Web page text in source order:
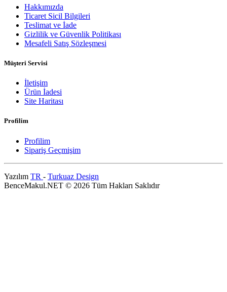
Hakkımızda
Ticaret Sicil Bilgileri
Teslimat ve İade
Gizlilik ve Güvenlik Politikası
Mesafeli Satış Sözleşmesi
Müşteri Servisi
İletişim
Ürün İadesi
Site Haritası
Profilim
Profilim
Sipariş Geçmişim
Yazılım TR - Turkuaz Design
BenceMakul.NET © 2026 Tüm Hakları Saklıdır